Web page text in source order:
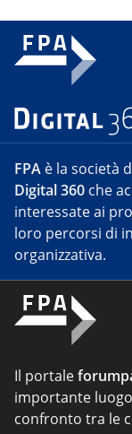
FPA è la società
Digital 360 che
interessate ai
loro percorsi di
organizzativa.
Il portale
importante
confronto tra le